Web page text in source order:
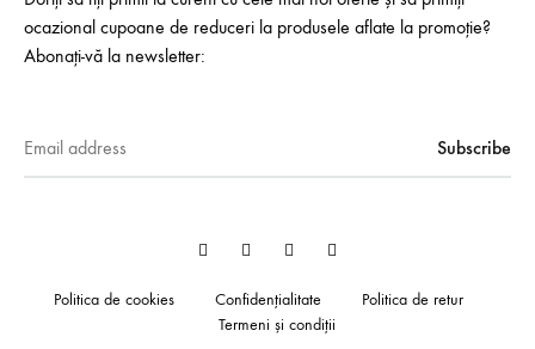
ocazional cupoane de reduceri la produsele aflate la promoție?
Abonați-vă la newsletter:
FacebookYouTube Pinterest
Politica de cookies Confidențialitate
Politica de retur
Termeni și condiții